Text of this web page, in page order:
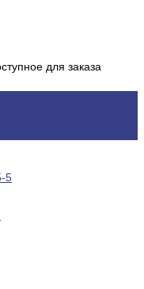
для заказа